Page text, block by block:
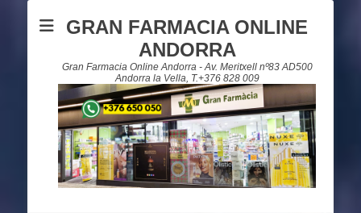
GRAN FARMACIA ONLINE
ANDORRA
Gran Farmacia Online Andorra - Av. Meritxell nº83 AD500
Andorra la Vella, T.+376 828 009